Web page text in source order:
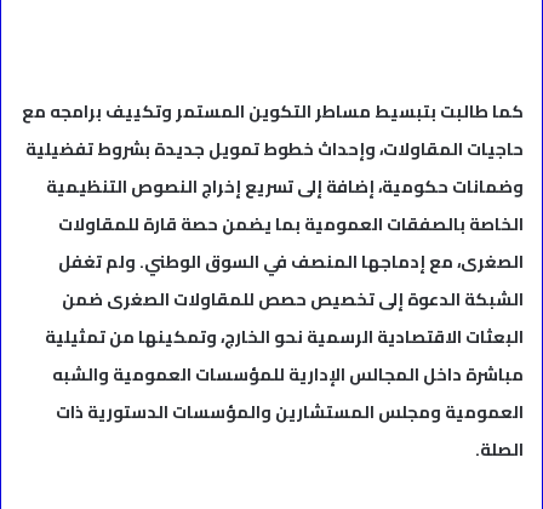
كما طالبت بتبسيط مساطر التكوين المستمر وتكييف برامجه مع
حاجيات المقاولات، وإحداث خطوط تمويل جديدة بشروط تفضيلية
وضمانات حكومية، إضافة إلى تسريع إخراج النصوص التنظيمية
الخاصة بالصفقات العمومية بما يضمن حصة قارة للمقاولات
الصغرى، مع إدماجها المنصف في السوق الوطني. ولم تغفل
الشبكة الدعوة إلى تخصيص حصص للمقاولات الصغرى ضمن
البعثات الاقتصادية الرسمية نحو الخارج، وتمكينها من تمثيلية
مباشرة داخل المجالس الإدارية للمؤسسات العمومية والشبه
العمومية ومجلس المستشارين والمؤسسات الدستورية ذات
الصلة.